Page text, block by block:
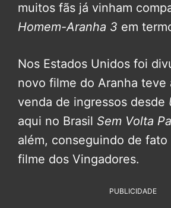
muitos fãs já vinham
Homem-Aranha 3 em
Nos Estados Unidos foi
novo filme do Aranha teve
venda de ingressos desde
aqui no Brasil Sem Volta
além, conseguindo de fato
filme dos Vingadores.
PUBLICIDADE